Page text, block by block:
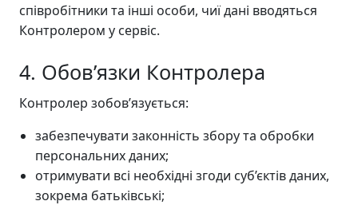
співробітники та інші особи, чиї дані вводяться
Контролером у сервіс.
4. Обов’язки Контролера
Контролер зобов’язується:
забезпечувати законність збору та обробки
персональних даних;
отримувати всі необхідні згоди суб’єктів даних,
зокрема батьківські;